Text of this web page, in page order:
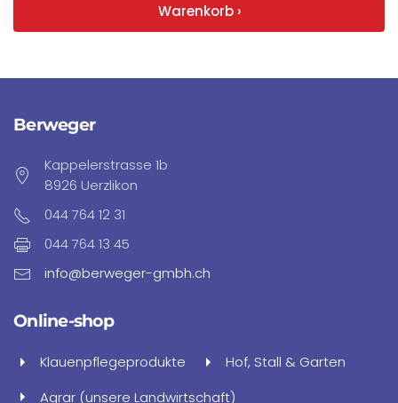
Warenkorb ›
Berweger
Kappelerstrasse 1b
8926 Uerzlikon
044 764 12 31
044 764 13 45
info@berweger-gmbh.ch
Online-shop
Klauenpflegeprodukte
Hof, Stall & Garten
Agrar (unsere Landwirtschaft)